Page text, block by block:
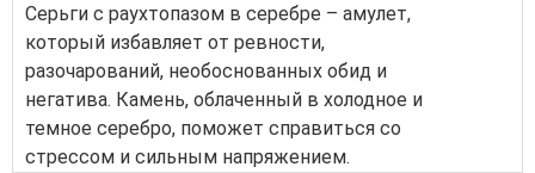
Серьги с раухтопазом в серебре – амулет,
который избавляет от ревности,
разочарований, необоснованных обид и
негатива. Камень, облаченный в холодное и
темное серебро, поможет справиться со
стрессом и сильным напряжением.